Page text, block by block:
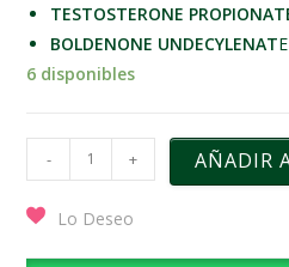
TESTOSTERONE
BOLDENONE UNDECYLENATE
6 disponibles
- + AÑADIR
Lo Deseo